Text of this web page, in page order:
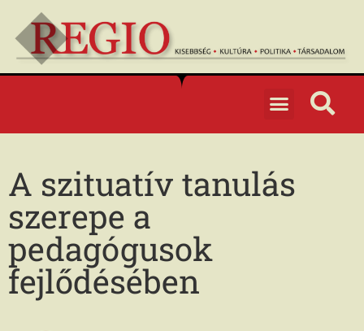
A szituatív tanulás
szerepe a
pedagógusok
fejlődésében